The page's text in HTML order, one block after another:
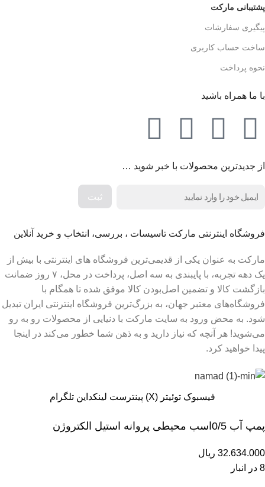
پشتیبانی مارکت
پیگیری سفارشات
ساخت حساب کاربری
نحوه پرداخت
با ما همراه باشید
از جدیدترین محصولات با خبر شوید …
فروشگاه اینترنتی مارکت تاسیسات ، بررسی، انتخاب و خرید آنلاین
مارکت به عنوان یکی از قدیمی‌ترین فروشگاه های اینترنتی با بیش از
یک دهه تجربه، با پایبندی به سه اصل، پرداخت در محل، ۷ روز ضمانت
بازگشت کالا و تضمین اصل‌بودن کالا موفق شده تا همگام با
فروشگاه‌های معتبر جهان، به بزرگ‌ترین فروشگاه اینترنتی ایران تبدیل
شود. به محض ورود به سایت مارکت با دنیایی از محصولات رو به رو
می‌شوید! هر آنچه که نیاز دارید و به ذهن شما خطور می‌کند در اینجا
پیدا خواهید کرد.
فيسبوک توئیتر (X) پینترست لینکداین تلگرام
پمپ آب 0/5اسب محیطی پروانه استیل الکتروژن
32.634.000 ریال
8 در انبار